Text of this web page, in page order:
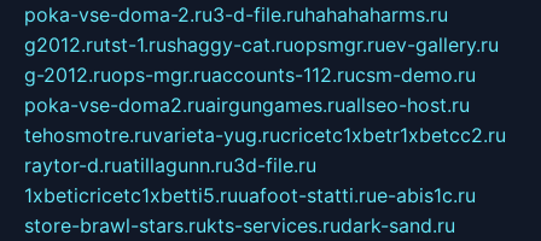
poka-vse-doma-2.ru3-d-file.ruhahahaharms.ru
g2012.rutst-1.rushaggy-cat.ruopsmgr.ruev-gallery.ru
g-2012.ruops-mgr.ruaccounts-112.rucsm-demo.ru
poka-vse-doma2.ruairgungames.ruallseo-host.ru
tehosmotre.ruvarieta-yug.rucricetc1xbetr1xbetcc2.ru
raytor-d.ruatillagunn.ru3d-file.ru
1xbeticricetc1xbetti5.ruuafoot-statti.rue-abis1c.ru
store-brawl-stars.rukts-services.rudark-sand.ru